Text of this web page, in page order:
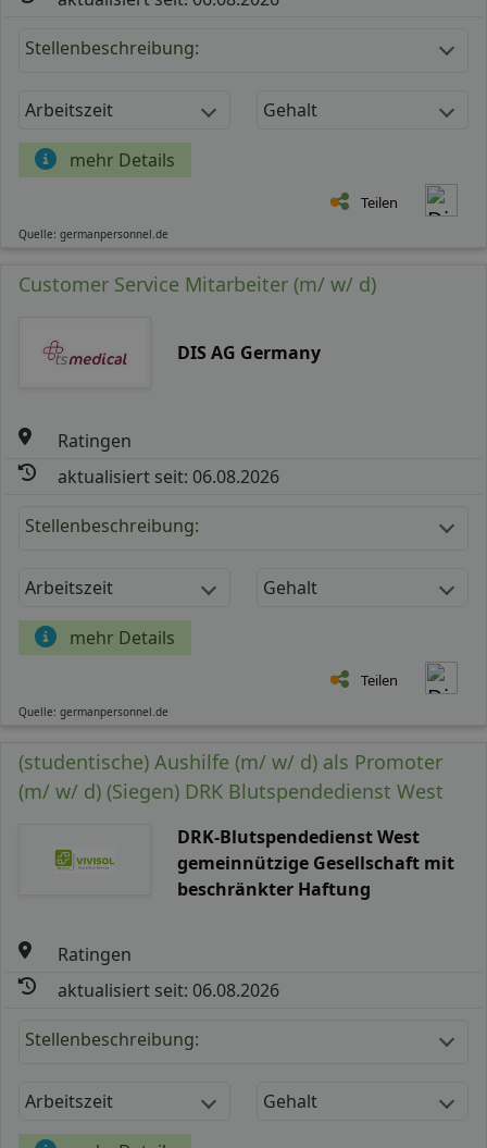
Stellenbeschreibung:
Arbeitszeit Gehalt
mehr Details
Teilen
Quelle: germanpersonnel.de
Customer Service Mitarbeiter (m/ w/ d)
DIS AG Germany
Ratingen
aktualisiert seit: 06.08.2026
Stellenbeschreibung:
Arbeitszeit Gehalt
mehr Details
Teilen
Quelle: germanpersonnel.de
(studentische) Aushilfe (m/ w/ d) als Promoter
(m/ w/ d) (Siegen) DRK Blutspendedienst West
DRK-Blutspendedienst West
gemeinnützige Gesellschaft mit
beschränkter Haftung
Ratingen
aktualisiert seit: 06.08.2026
Stellenbeschreibung:
Arbeitszeit Gehalt